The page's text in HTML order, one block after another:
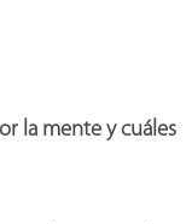
la mente y cuáles